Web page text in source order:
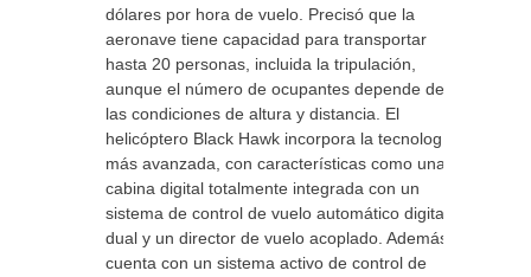
dólares por hora de vuelo. Precisó que la
aeronave tiene capacidad para transportar
hasta 20 personas, incluida la tripulación,
aunque el número de ocupantes depende de
las condiciones de altura y distancia. El
helicóptero Black Hawk incorpora la tecnología
más avanzada, con características como una
cabina digital totalmente integrada con un
sistema de control de vuelo automático digital
dual y un director de vuelo acoplado. Además,
cuenta con un sistema activo de control de